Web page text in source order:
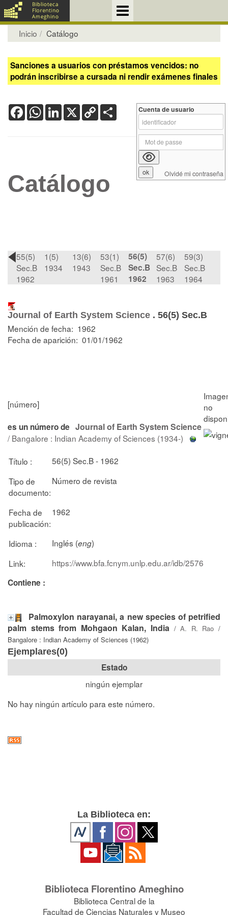
Inicio Catálogo
Sanciones a usuarios con préstamos vencidos: no
podrán inscribirse a cursada ni rendir exámenes finales
FacebookWhatsApp
LinkedIn
X Copy
Link
Catálogo
55(5)
Sec.B
1962
1(5)
1934
13(6)
1943
53(1)
Sec.B
1961
56(5)
Sec.B
1962
57(6)
Sec.B
1963
59(3)
Sec.B
1964
Journal of Earth System Science . 56(5) Sec.B
Mención de fecha: 1962
Fecha de aparición: 01/01/1962
[número]
es un número de Journal of Earth System Science
/ Bangalore : Indian Academy of Sciences (1934-)
Título :
56(5) Sec.B - 1962
Tipo de
documento:
Número de revista
Fecha de
publicación:
1962
Idioma : Inglés (eng)
Link:
https://www.bfa.fcnym.unlp.edu.ar/idb/2576
Contiene :
Palmoxylon narayanai, a new species of petrified
palm stems from Mohgaon Kalan, India /A. R. Rao /
Bangalore : Indian Academy of Sciences (1962)
Ejemplares(0)
Estado
ningún ejemplar
No hay ningún artículo para este número.
Cuenta de usuario
Olvidé mi contraseña
La Biblioteca en:
Biblioteca Florentino Ameghino
Biblioteca Central de la
Facultad de Ciencias Naturales y Museo